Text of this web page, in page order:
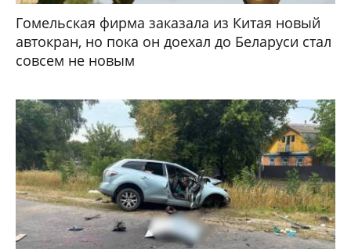
Гомельская фирма заказала из Китая новый
автокран, но пока он доехал до Беларуси стал
совсем не новым